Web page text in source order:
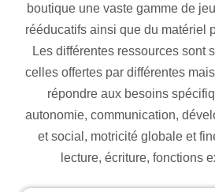
boutique une vaste gamme de
rééducatifs ainsi que du matériel
Les différentes ressources sont
celles offertes par différentes
répondre aux besoins
autonomie, communication,
et social, motricité globale et
lecture, écriture, fonctions